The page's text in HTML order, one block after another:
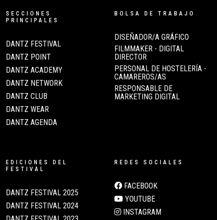
SECCIONES
PRINCIPALES
DANTZ FESTIVAL
DANTZ POINT
DANTZ ACADEMY
DANTZ NETWORK
DANTZ CLUB
DANTZ WEAR
DANTZ AGENDA
BOLSA DE TRABAJO
DISEÑADOR/A GRÁFICO
FILMMAKER - DIGITAL
DIRECTOR
PERSONAL DE HOSTELERÍA -
CAMAREROS/AS
RESPONSABLE DE
MARKETING DIGITAL
EDICIONES DEL
FESTIVAL
DANTZ FESTIVAL 2025
DANTZ FESTIVAL 2024
REDES SOCIALES
FACEBOOK
YOUTUBE
INSTAGRAM